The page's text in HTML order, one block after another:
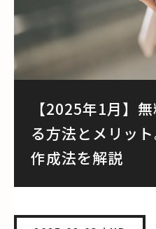
【2025年1月】
る方法とメリッ
作成法を解説